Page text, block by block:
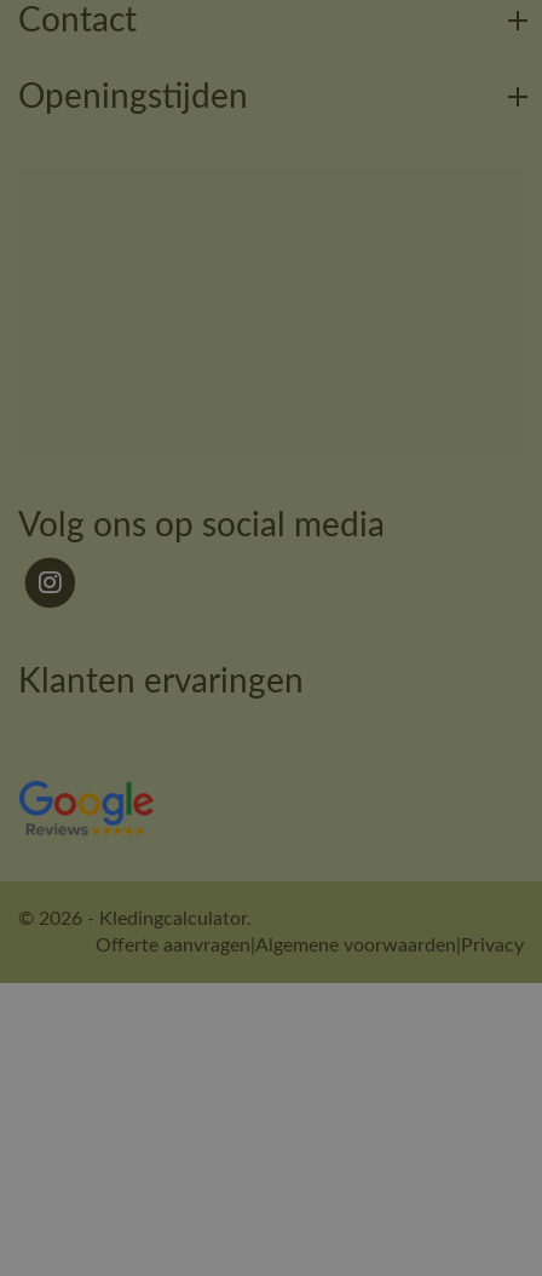
Contact
Openingstijden
Volg ons op social media
Klanten ervaringen
© 2026 - Kledingcalculator.
Offerte aanvragen Algemene voorwaarden Privacy